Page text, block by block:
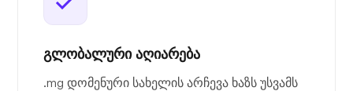
გლობალური აღიარება
.mg დომენური სახელის არჩევა ხაზს უსვამს